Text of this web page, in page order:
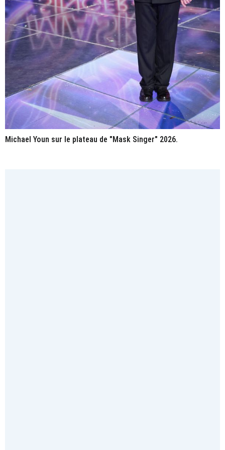
Michael Youn sur le plateau de "Mask Singer" 2026.